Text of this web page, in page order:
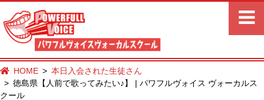
HOME
本日入会された生徒さん
徳島県【人前で歌ってみたい♪】 | パワフルヴォイス ヴォーカルス
クール